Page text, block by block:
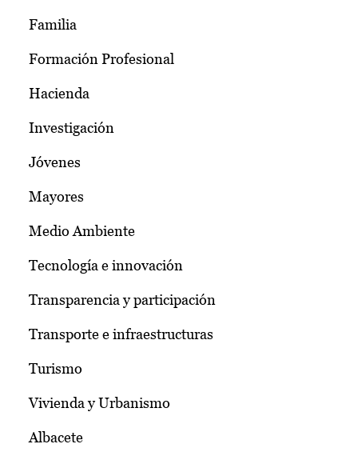
Familia
Formación Profesional
Hacienda
Investigación
Jóvenes
Mayores
Medio Ambiente
Tecnología e innovación
Transparencia y participación
Transporte e infraestructuras
Turismo
Vivienda y Urbanismo
Albacete